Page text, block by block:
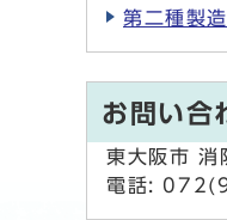
第二種製
お問い合
東大阪市 消
電話: